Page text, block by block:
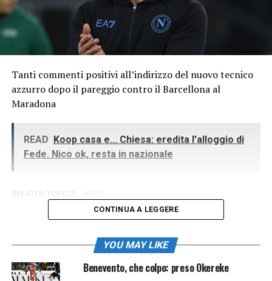
Tanti commenti positivi all’indirizzo del nuovo tecnico
azzurro dopo il pareggio contro il Barcellona al
Maradona
READ Koop casa e... Chiesa: eredita l’alloggio di
Fede. Nico ok, resta in nazionale
CONTINUA A LEGGERE
YOU MAY LIKE
Benevento, che colpo: preso Okereke